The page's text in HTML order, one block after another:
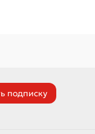
подписку